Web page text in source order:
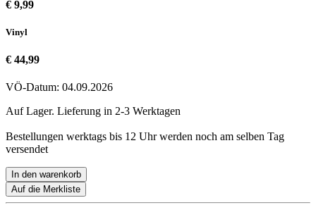
€ 9,99
Vinyl
€ 44,99
VÖ-Datum: 04.09.2026
Auf Lager. Lieferung in 2-3 Werktagen
Bestellungen werktags bis 12 Uhr werden noch am selben Tag
versendet
In den warenkorb
Auf die Merkliste